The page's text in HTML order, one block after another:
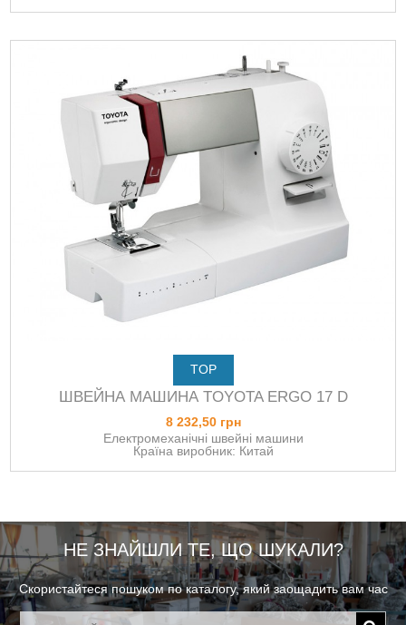
TOP
ШВЕЙНА МАШИНА TOYOTA ERGO 17 D
8 232,50 грн
Електромеханічні швейні машини
Країна виробник: Китай
НЕ ЗНАЙШЛИ ТЕ, ЩО ШУКАЛИ?
Скористайтеся пошуком по каталогу, який заощадить вам час